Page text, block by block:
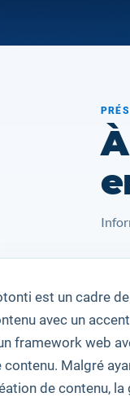
est un cadre
avec un
framework web
contenu. Malgré
de contenu,